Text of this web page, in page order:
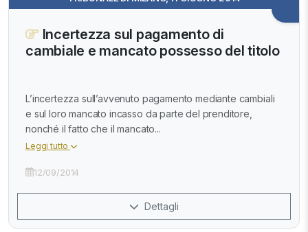
Incertezza sul pagamento di
cambiale e mancato possesso del titolo
L’incertezza sull’avvenuto pagamento mediante cambiali
e sul loro mancato incasso da parte del prenditore,
nonché il fatto che il mancato...
Leggi tutto
12/09/2014
Dettagli